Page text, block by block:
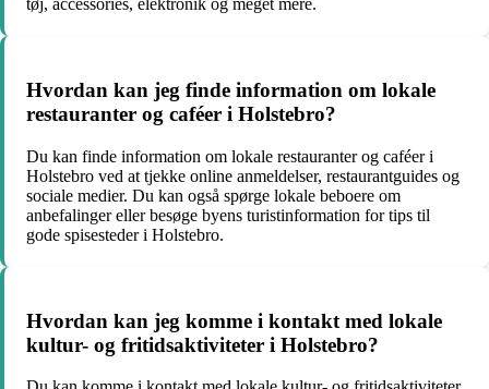
tøj, accessories, elektronik og meget mere.
Hvordan kan jeg finde information om lokale
restauranter og caféer i Holstebro?
Du kan finde information om lokale restauranter og caféer i
Holstebro ved at tjekke online anmeldelser, restaurantguides og
sociale medier. Du kan også spørge lokale beboere om
anbefalinger eller besøge byens turistinformation for tips til
gode spisesteder i Holstebro.
Hvordan kan jeg komme i kontakt med lokale
kultur- og fritidsaktiviteter i Holstebro?